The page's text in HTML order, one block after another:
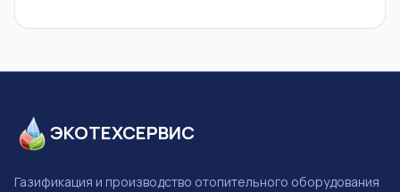
ЭКОТЕХСЕРВИС
Газификация и производство отопительного оборудования